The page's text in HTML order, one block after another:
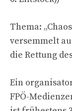
Thema:
versemmelt
die Rettung
Ein
FPÖ-